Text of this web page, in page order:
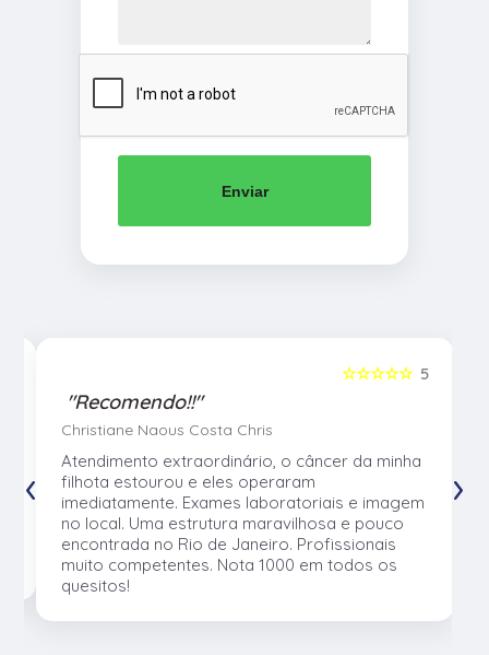
Enviar
5
☆☆☆☆☆
"Recomendo!!"
Christiane Naous Costa Chris
Atendimento extraordinário, o câncer da minha
filhota estourou e eles operaram
imediatamente. Exames laboratoriais e imagem
no local. Uma estrutura maravilhosa e pouco
encontrada no Rio de Janeiro. Profissionais
muito competentes. Nota 1000 em todos os
quesitos!
‹ ›